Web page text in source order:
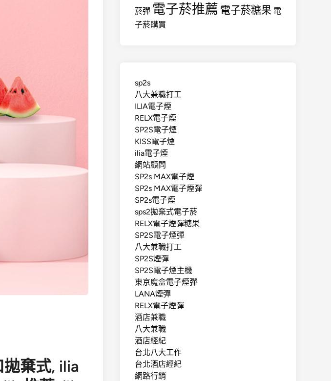
菸彈 電子菸推薦 電子菸糖果 電
子菸購買
sp2s
八大兼職打工
ILIA電子煙
RELX電子煙
SP2S電子煙
KISS電子煙
ilia電子煙
網站顧問
SP2s MAX電子煙
SP2s MAX電子煙彈
SP2s電子煙
sps2拋棄式電子菸
RELX電子煙彈糖果
SP2S電子煙彈
八大兼職打工
SP2S煙彈
SP2S電子煙主機
東京魔盒電子煙彈
LANA煙彈
RELX電子煙彈
酒店兼職
八大兼職
酒店經紀
台北八大工作
台北酒店經紀
網路行銷